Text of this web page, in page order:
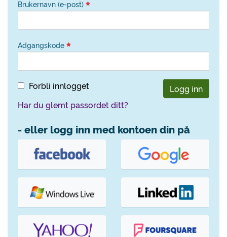
Brukernavn (e-post)
Adgangskode
Forbli innlogget
Logg inn
Har du glemt passordet ditt?
- eller logg inn med kontoen din på